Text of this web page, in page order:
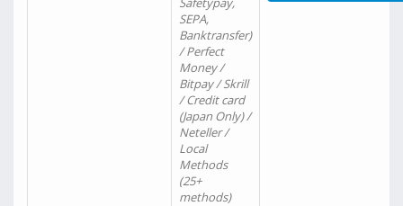
SEPA,
Banktransfer)
/ Perfect
Money /
Bitpay / Skrill
/ Credit card
(Japan Only) /
Neteller /
Local
Methods
(25+
methods)